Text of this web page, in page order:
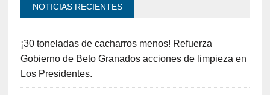
NOTICIAS RECIENTES
¡30 toneladas de cacharros menos! Refuerza
Gobierno de Beto Granados acciones de limpieza en
Los Presidentes.